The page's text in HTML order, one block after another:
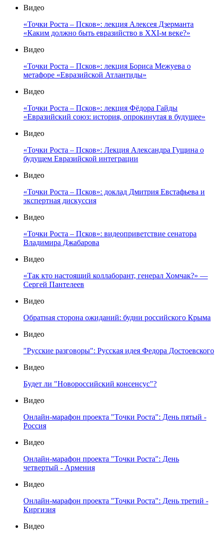
Видео
«Точки Роста – Псков»: лекция Алексея Дзерманта
«Каким должно быть евразийство в XXI-м веке?»
Видео
«Точки Роста – Псков»: лекция Бориса Межуева о
метафоре «Евразийской Атлантиды»
Видео
«Точки Роста – Псков»: лекция Фёдора Гайды
«Евразийский союз: история, опрокинутая в будущее»
Видео
«Точки Роста – Псков»: Лекция Александра Гущина о
будущем Евразийской интеграции
Видео
«Точки Роста – Псков»: доклад Дмитрия Евстафьева и
экспертная дискуссия
Видео
«Точки Роста – Псков»: видеоприветствие сенатора
Владимира Джабарова
Видео
«Так кто настоящий коллаборант, генерал Хомчак?» —
Сергей Пантелеев
Видео
Обратная сторона ожиданий: будни российского Крыма
Видео
"Русские разговоры": Русская идея Федора Достоевского
Видео
Будет ли "Новороссийский консенсус"?
Видео
Онлайн-марафон проекта "Точки Роста": День пятый -
Россия
Видео
Онлайн-марафон проекта "Точки Роста": День
четвертый - Армения
Видео
Онлайн-марафон проекта "Точки Роста": День третий -
Киргизия
Видео